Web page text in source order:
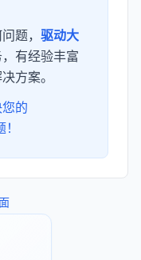
题， 驱动大
有经验丰富
方案。
的